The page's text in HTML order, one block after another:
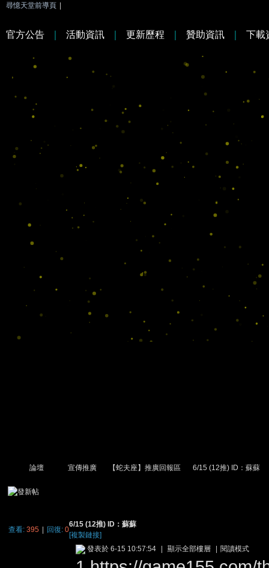
尋憶天堂前導頁
論壇 宣傳推廣
›
【蛇夫座】推廣回報區 6/15 (12推) ID：蘇蘇
查看: 395 回復: 0
6/15 (12推) ID：蘇蘇
[複製鏈接]
發表於 6-15 10:57:54 顯示全部樓層 閱讀模式